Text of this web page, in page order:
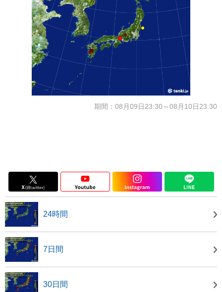
期間：08月09日23:30～08月10日23:30
24時間
7日間
30日間